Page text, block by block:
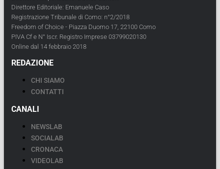
Direttore Editoriale: Emanuele Caso
Registrazione Tribunale di Como: n°2/2018
Freedom of Choice - Piazza Duomo 17, 22100 Como
PIVA Cf e N° Iscr. Registro Imprese 03799020130
Online dal 14 febbraio 2018
REDAZIONE
CHI SIAMO
CONTATTI
CANALI
NEWSLAB
SOCIALAB
CRONACA
VIDEOLAB